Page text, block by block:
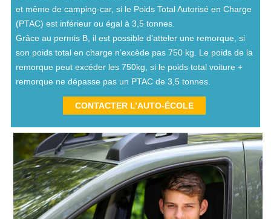
et même de camping-car, si le Poids Total Autorisé en Charge
(PTAC) est inférieur ou égal à 3,5 tonnes.
Grâce au permis B, il est possible d’atteler une remorque, si
son poids total en charge n’excède pas 750 kg. Le poids de la
remorque peut excéder les 750kg, si le poids total voiture +
remorque ne dépasse pas un PTAC de 3,5 tonnes.
CONTACTER L’AUTO-ÉCOLE